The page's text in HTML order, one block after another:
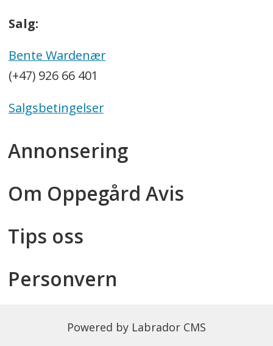
Salg:
Bente Wardenær
(+47) 926 66 401
Salgsbetingelser
Annonsering
Om Oppegård Avis
Tips oss
Personvern
Powered by Labrador CMS